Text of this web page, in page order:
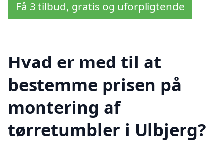
Få 3 tilbud, gratis og uforpligtende
Hvad er med til at
bestemme prisen på
montering af
tørretumbler i Ulbjerg?